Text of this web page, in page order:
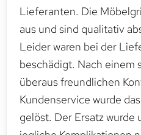
Lieferanten. Die
aus und sind qualitativ
Leider waren bei der
beschädigt. Nach einem
überaus freundlichen
Kundenservice wurde
gelöst. Der Ersatz wurde